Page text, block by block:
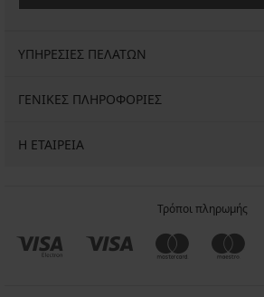
ΥΠΗΡΕΣΙΕΣ ΠΕΛΑΤΩΝ
ΓΕΝΙΚΕΣ ΠΛΗΡΟΦΟΡΙΕΣ
Η ΕΤΑΙΡΕΙΑ
Τρόποι πληρωμής